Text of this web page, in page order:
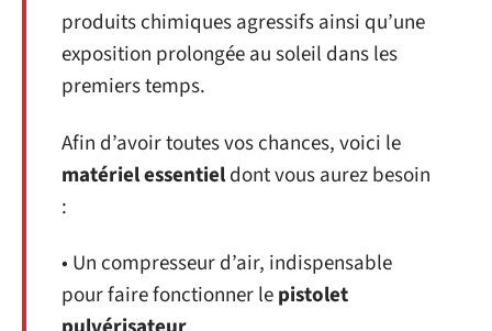
produits chimiques agressifs ainsi qu’une
exposition prolongée au soleil dans les
premiers temps.
Afin d’avoir toutes vos chances, voici le
matériel essentieldont vous aurez besoin
:
• Un compresseur d’air, indispensable
pour faire fonctionner lepistolet